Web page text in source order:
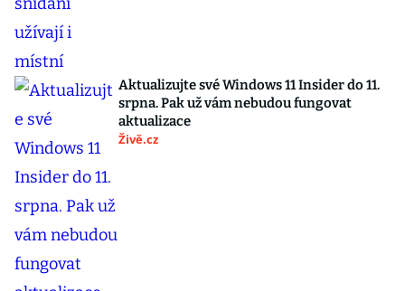
Aktualizujte své Windows 11 Insider do 11.
srpna. Pak už vám nebudou fungovat
aktualizace
Živě.cz